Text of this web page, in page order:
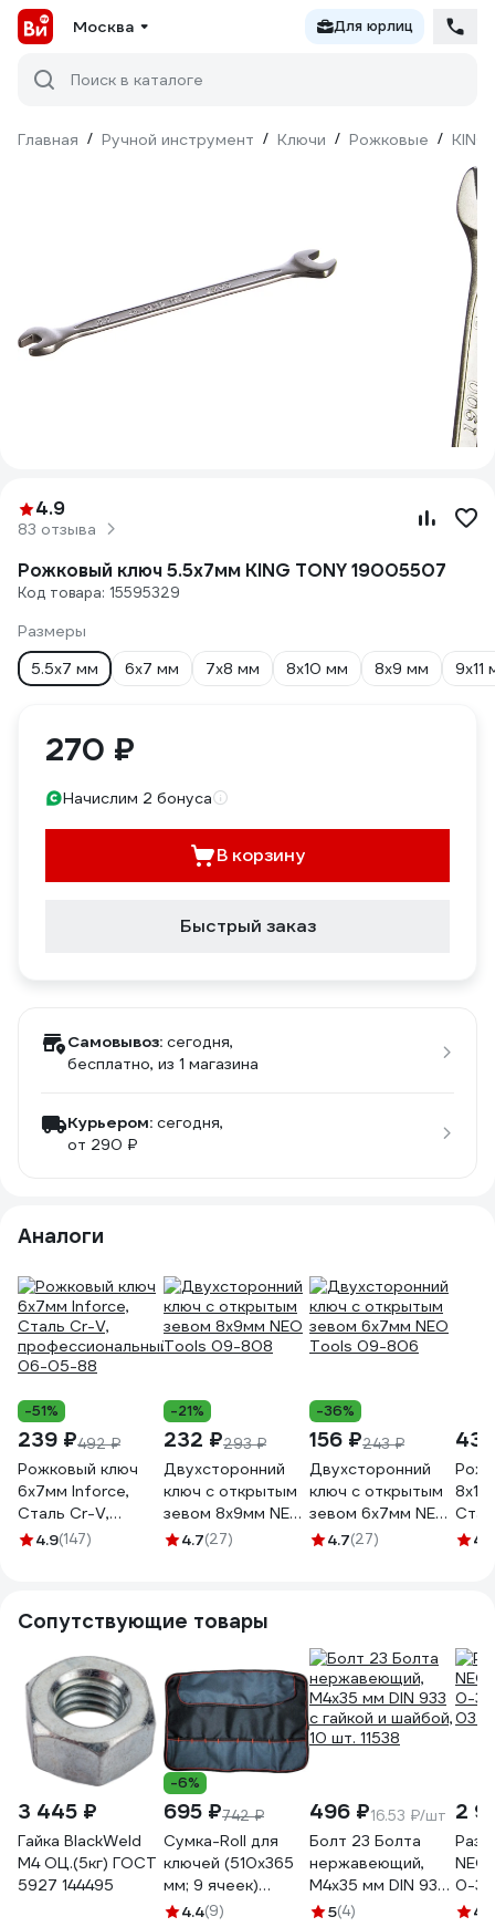
Москва Для юрлиц
Поиск в каталоге
Главная / Ручной инструмент / Ключи / Рожковые / KING
4.9
83 отзыва
Рожковый ключ 5.5x7мм KING TONY 19005507
Код товара: 15595329
Размеры
5.5х7 мм
6х7 мм 7х8 мм 8х10 мм 8х9 мм 9х11
270 ₽
Начислим 2 бонуса
В корзину
Быстрый заказ
Самовывоз: сегодня,
бесплатно, из 1 магазина
Курьером: сегодня,
от 290 ₽
Аналоги
-51%
239 ₽492 ₽
Рожковый ключ
6x7мм Inforce,
Сталь Cr-V,
профессиональный,
4.9(147)
-21%
232 ₽293 ₽
Двухсторонний
ключ с открытым
зевом 8x9мм NEO
Tools 09-808
4.7(27)
-36%
156 ₽243 ₽
Двухсторонний
ключ с открытым
зевом 6x7мм NEO
Tools 09-806
4.7(27) 4.9
Сопутствующие товары
3 445 ₽
Гайка BlackWeld
М4 ОЦ.(5кг) ГОСТ
5927 144495
-6%
695 ₽742 ₽
Сумка-Roll для
ключей (510х365
мм; 9 ячеек)
Сорокин 27.11
4.4(9)
496 ₽16.53 ₽/шт
Болт 23 Болта
нержавеющий,
М4x35 мм DIN 933
с гайкой и шайбой,
5(4)
2
0-34
03-4.8